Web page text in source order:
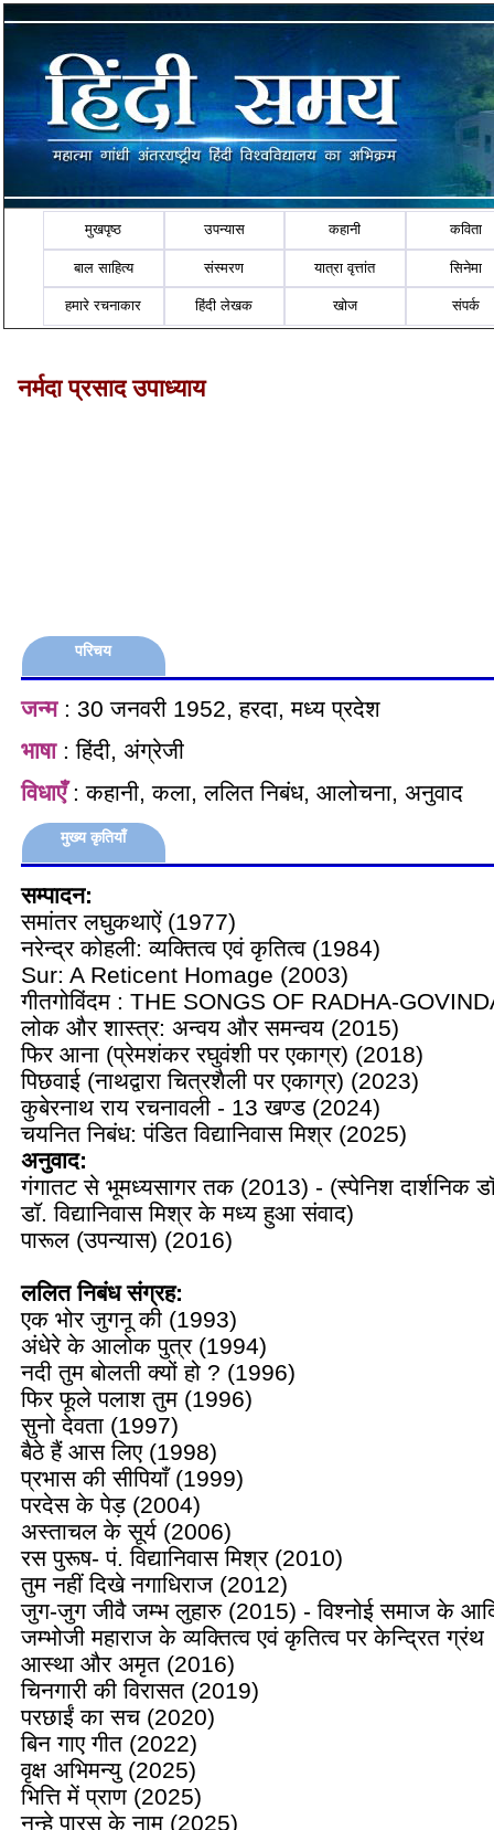
मुखपृष्ठ उपन्यास कहानी कविता
बाल साहित्य संस्मरण यात्रा वृत्तांत सिनेमा
हमारे रचनाकार हिंदी लेखक खोज संपर्क
नर्मदा प्रसाद उपाध्याय
परिचय
जन्म: 30 जनवरी 1952, हरदा, मध्य प्रदेश
भाषा: हिंदी, अंग्रेजी
विधाएँ: कहानी, कला, ललित निबंध, आलोचना, अनुवाद
मुख्य कृतियाँ
सम्पादन:
समांतर लघुकथाऐं (1977)
नरेन्द्र कोहली: व्यक्तित्व एवं कृतित्व (1984)
Sur: A Reticent Homage (2003)
गीतगोविंदम : THE SONGS OF RADHA-
लोक और शास्त्र: अन्वय और समन्वय (2015)
फिर आना (प्रेमशंकर रघुवंशी पर एकाग्र) (2018)
पिछवाई (नाथद्वारा चित्रशैली पर एकाग्र) (2023)
कुबेरनाथ राय रचनावली - 13 खण्ड (2024)
चयनित निबंध: पंडित विद्यानिवास मिश्र (2025)
अनुवाद:
गंगातट से भूमध्यसागर तक (2013) - (स्पेनिश दार्शनिक
डाॅ. विद्यानिवास मिश्र के मध्य हुआ संवाद)
पारूल (उपन्यास) (2016)
ललित निबंध संग्रह:
एक भोर जुगनू की (1993)
अंधेरे के आलोक पुत्र (1994)
नदी तुम बोलती क्यों हो ? (1996)
फिर फूले पलाश तुम (1996)
सुनो देवता (1997)
बैठे हैं आस लिए (1998)
प्रभास की सीपियाँ (1999)
परदेस के पेड़ (2004)
अस्ताचल के सूर्य (2006)
रस पुरूष- पं. विद्यानिवास मिश्र (2010)
तुम नहीं दिखे नगाधिराज (2012)
जुग-जुग जीवै जम्भ लुहारु (2015) - विश्नोई समाज के
जम्भोजी महाराज के व्यक्तित्व एवं कृतित्व पर केन्द्रित ग्रंथ
आस्था और अमृत (2016)
चिनगारी की विरासत (2019)
परछाईं का सच (2020)
बिन गाए गीत (2022)
वृक्ष अभिमन्यु (2025)
भित्ति में प्राण (2025)
नन्हे पारस के नाम (2025)